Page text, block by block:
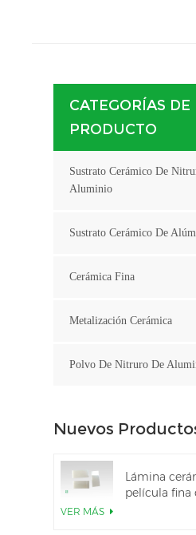
CATEGORÍAS DE
PRODUCTO
Sustrato Cerámico De
Aluminio
Sustrato Cerámico De
Cerámica Fina
Metalización Cerámica
Polvo De Nitruro De
Nuevos
Lámina
película fina
VER MÁS